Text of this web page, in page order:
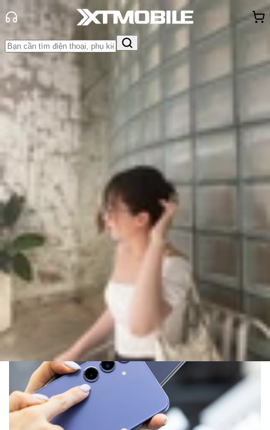
Trang chủ
Tin tức
Tư vấn
Tin Mới
Đánh Giá - Trên Tay
Khuyến
Thủ thuật Thông báoKhách
hàng - Sự kiện
Top 10+ điện thoại Samsung chụp
ảnh đẹp nhất hiện nay!
Triệu Vy
Ngày đăng: 08/10/2025
Cập nhật:
08/10/2025
Theo dõi XTMobile trên